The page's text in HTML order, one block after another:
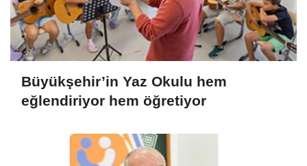
Büyükşehir’in Yaz Okulu hem
eğlendiriyor hem öğretiyor